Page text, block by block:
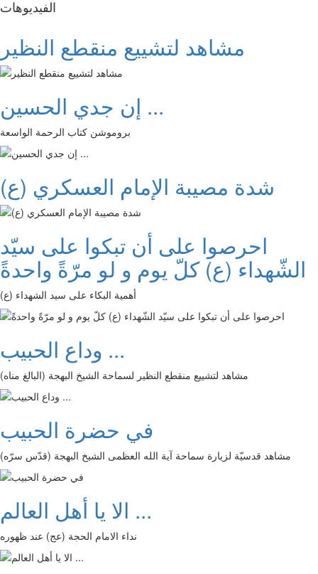
الفیدیوهات
مشاهد لتشييع منقطع النظير
إن جدي الحسين ...
بروموشن كتاب الرحمة الواسعة
شدة مصيبة الإمام العسكري (ع)
احرصوا على أن تبكوا على سيّد
الشّهداء (ع) كلّ يوم و لو مرّةً واحدةً
أهمية البكاء على سيد الشهداء (ع)
وداع الحبيب ...
مشاهد لتشييع منقطع النظير لسماحة الشيخ البهجة (البالغ مناه)
في حضرة الحبيب
مشاهد قدسيّة لزيارة سماحة آية الله العظمى الشيخ البهجة (قدّس سرّه)
الا يا أهل العالم ...
نداء الامام الحجة (عج) عند ظهوره